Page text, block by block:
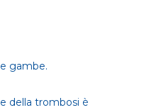
gambe.
della trombosi è